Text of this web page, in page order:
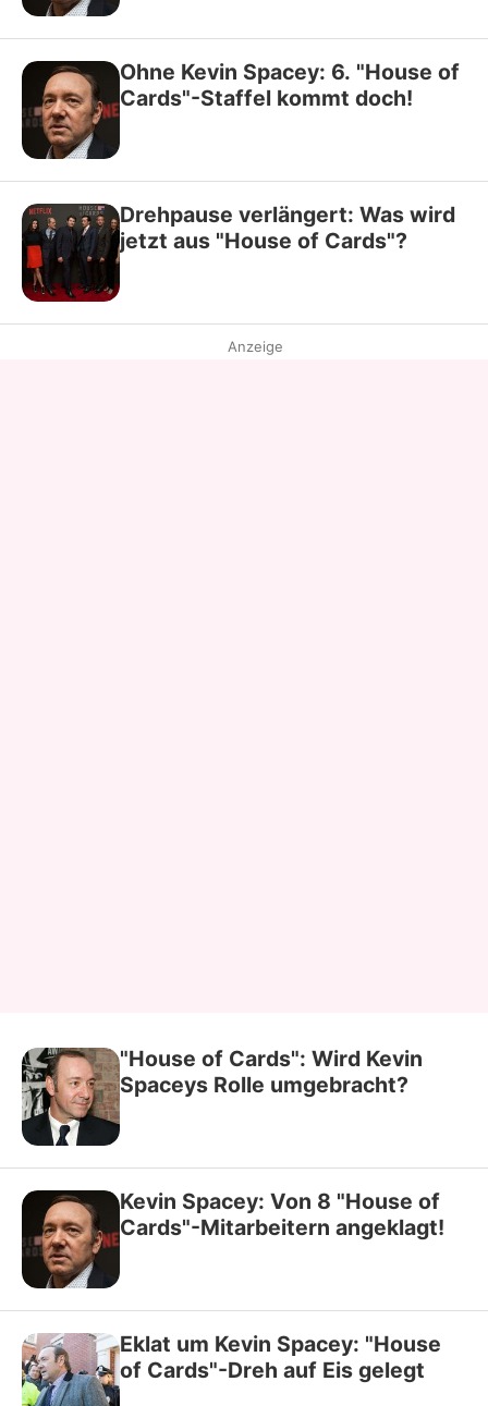
Ohne Kevin Spacey: 6. "House of
Cards"-Staffel kommt doch!
Drehpause verlängert: Was wird
jetzt aus "House of Cards"?
Anzeige
"House of Cards": Wird Kevin
Spaceys Rolle umgebracht?
Kevin Spacey: Von 8 "House of
Cards"-Mitarbeitern angeklagt!
Eklat um Kevin Spacey: "House
of Cards"-Dreh auf Eis gelegt